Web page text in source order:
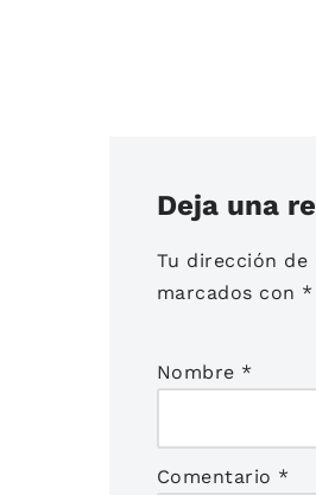
Deja una
Tu dirección
marcados con *
Nombre *
Comentario *